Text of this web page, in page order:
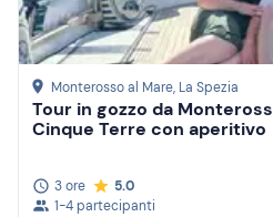
Monterosso al Mare, La Spezia
Tour in gozzo da
Cinque Terre con aperitivo
3 ore
5.0
1-4 partecipanti